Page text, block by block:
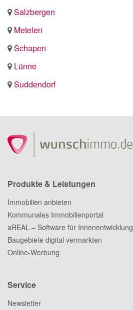
Salzbergen
Metelen
Schapen
Lünne
Suddendorf
Produkte & Leistungen
Immobilien anbieten
Kommunales Immobilienportal
aREAL – Software für Innenentwicklung
Baugebiete digital vermarkten
Online-Werbung
Service
Newsletter